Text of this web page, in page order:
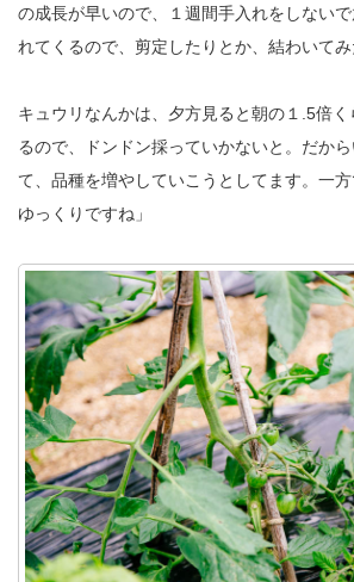
の成長が早いので、１週間手入れをしない
れてくるので、剪定したりとか、結わいてみ
キュウリなんかは、夕方見ると朝の１.5倍
るので、ドンドン採っていかないと。だか
て、品種を増やしていこうとしてます。一
ゆっくりですね」